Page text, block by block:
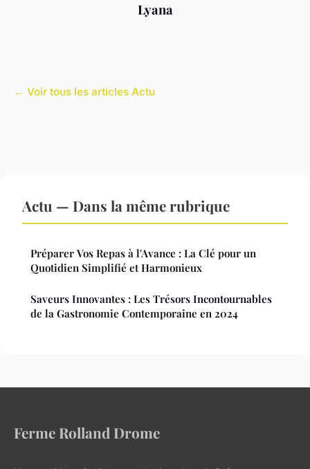
Lyana
← Voir tous les articles Actu
Actu — Dans la même rubrique
Préparer Vos Repas à l'Avance : La Clé pour un
Quotidien Simplifié et Harmonieux
Saveurs Innovantes : Les Trésors Incontournables
de la Gastronomie Contemporaine en 2024
Ferme Rolland Drome